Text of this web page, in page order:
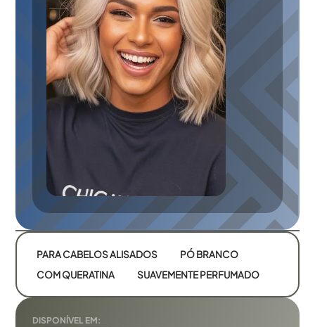
PARA CABELOS ALISADOS
PÓ BRANCO
COM QUERATINA
SUAVEMENTE PERFUMADO
DISPONÍVEL EM: